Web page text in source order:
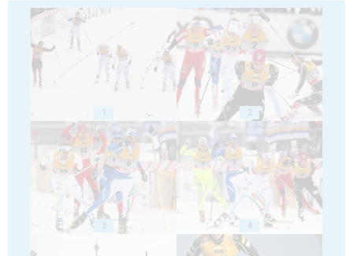
1 2
3 4